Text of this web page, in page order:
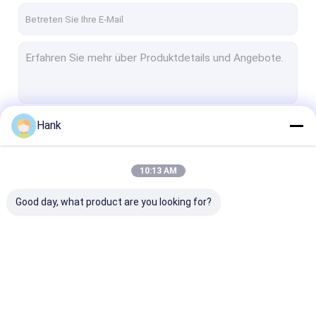
Hank
10:13 AM
Good day, what product are you looking for?